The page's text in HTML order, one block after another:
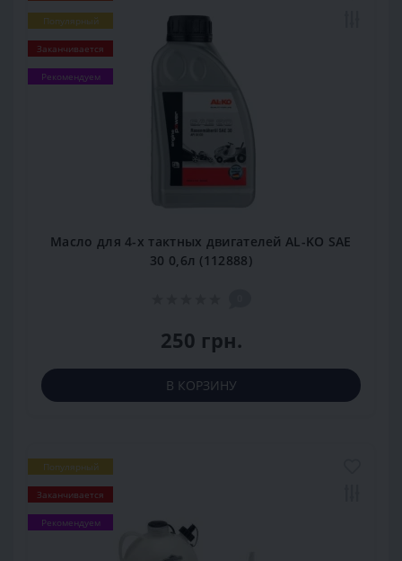
Популярный
Заканчивается
Рекомендуем
Масло для 4-х тактных двигателей AL-KO SAE
30 0,6л (112888)
250 грн.
В КОРЗИНУ
Популярный
Заканчивается
Рекомендуем